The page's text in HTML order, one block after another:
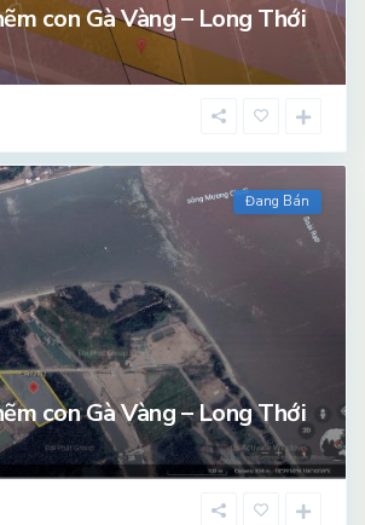
con Gà Vàng – Long Thới
Đang Bán
con Gà Vàng – Long Thới